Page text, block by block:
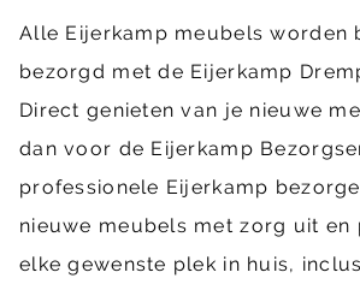
Alle Eijerkamp meubels worden
bezorgd met de Eijerkamp
Direct genieten van je nieuwe
dan voor de Eijerkamp
professionele Eijerkamp
nieuwe meubels met zorg uit en
elke gewenste plek in huis,